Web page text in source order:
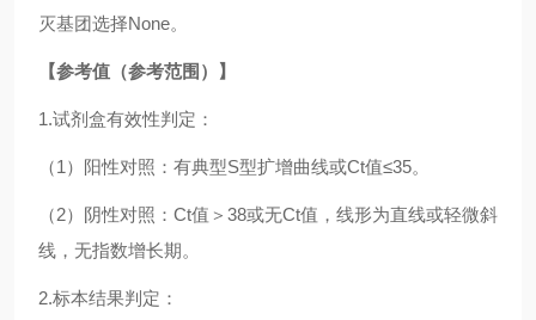
灭基团选择None。
【参考值（参考范围）】
1.试剂盒有效性判定：
（1）阳性对照：有典型S型扩增曲线或Ct值≤35。
（2）阴性对照：Ct值＞38或无Ct值，线形为直线或轻微斜
线，无指数增长期。
2.标本结果判定：